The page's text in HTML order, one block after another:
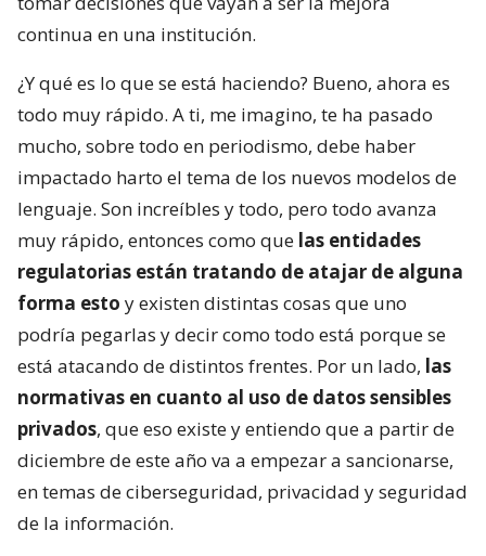
continua en una institución.
¿Y qué es lo que se está haciendo? Bueno, ahora es
todo muy rápido. A ti, me imagino, te ha pasado
mucho, sobre todo en periodismo, debe haber
impactado harto el tema de los nuevos modelos de
lenguaje. Son increíbles y todo, pero todo avanza
muy rápido, entonces como que las entidades
regulatorias están tratando de atajar de alguna
forma esto y existen distintas cosas que uno
podría pegarlas y decir como todo está porque se
está atacando de distintos frentes. Por un lado, las
normativas en cuanto al uso de datos sensibles
privados, que eso existe y entiendo que a partir de
diciembre de este año va a empezar a sancionarse,
en temas de ciberseguridad, privacidad y seguridad
de la información.